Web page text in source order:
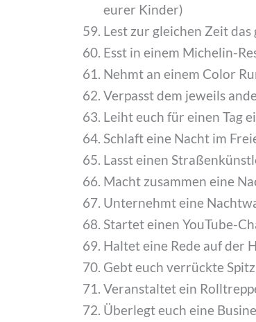
eurer Kinder)
Lest zur gleichen Zeit
Esst in einem Michelin-
Nehmt an einem Color
Verpasst dem jeweils
Leiht euch für einen Tag
Schlaft eine Nacht im
Lasst einen
Macht zusammen eine
Unternehmt eine
Startet einen YouTube-
Haltet eine Rede auf der
Gebt euch verrückte
Veranstaltet ein
Überlegt euch eine